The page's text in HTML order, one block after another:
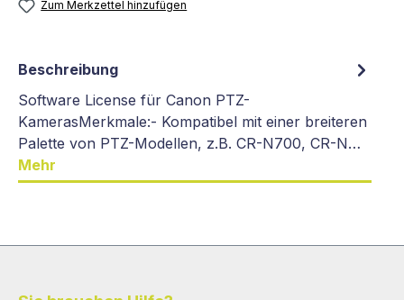
Zum Merkzettel hinzufügen
Beschreibung
Software License für Canon PTZ-
KamerasMerkmale:- Kompatibel mit einer breiteren
Palette von PTZ-Modellen, z.B. CR-N700, CR-N…
Mehr